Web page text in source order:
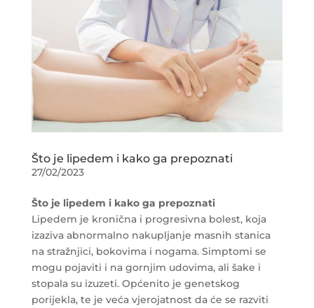
Što je lipedem i kako ga prepoznati
27/02/2023
Što je lipedem i kako ga prepoznati
Lipedem je kronična i progresivna bolest, koja
izaziva abnormalno nakupljanje masnih stanica
na stražnjici, bokovima i nogama. Simptomi se
mogu pojaviti i na gornjim udovima, ali šake i
stopala su izuzeti. Općenito je genetskog
porijekla, te je veća vjerojatnost da će se razviti